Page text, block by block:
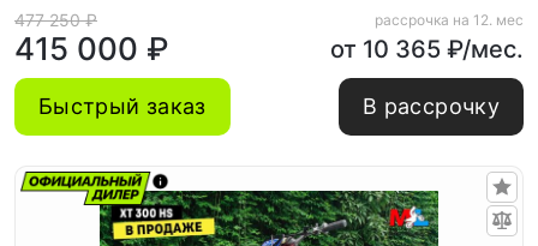
477 250 ₽
415 000 ₽
рассрочка на 12. мес
от 10 365 ₽/мес.
Быстрый заказ В рассрочку